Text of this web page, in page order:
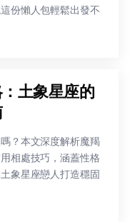
份懶人包輕鬆出發不
土象星座的
？本文深度解析魔羯
相處技巧，涵蓋性格
象星座戀人打造穩固